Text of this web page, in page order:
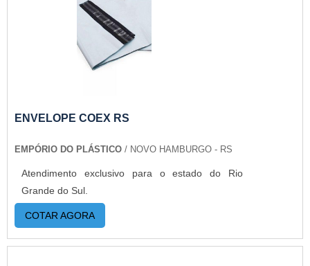
ENVELOPE COEX RS
EMPÓRIO DO PLÁSTICO / NOVO HAMBURGO - RS
Atendimento exclusivo para o estado do Rio
Grande do Sul.
COTAR AGORA